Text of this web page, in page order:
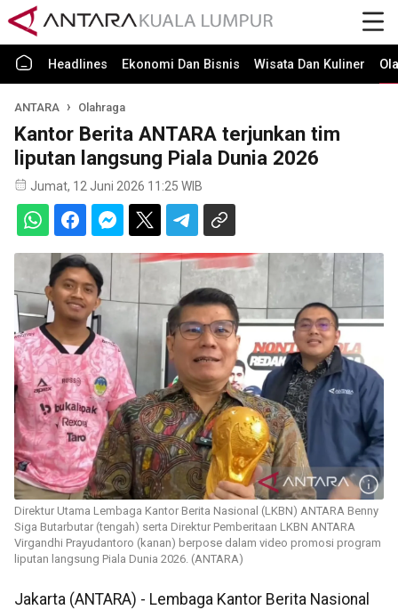
Headlines Ekonomi Dan Bisnis Wisata Dan Kuliner
ANTARA Olahraga
Kantor Berita ANTARA terjunkan tim
liputan langsung Piala Dunia 2026
Jumat, 12 Juni 2026 11:25 WIB
Direktur Utama Lembaga Kantor Berita Nasional (LKBN) ANTARA Benny
Siga Butarbutar (tengah) serta Direktur Pemberitaan LKBN ANTARA
Virgandhi Prayudantoro (kanan) berpose dalam video promosi program
liputan langsung Piala Dunia 2026. (ANTARA)
Jakarta (ANTARA) - Lembaga Kantor Berita Nasional